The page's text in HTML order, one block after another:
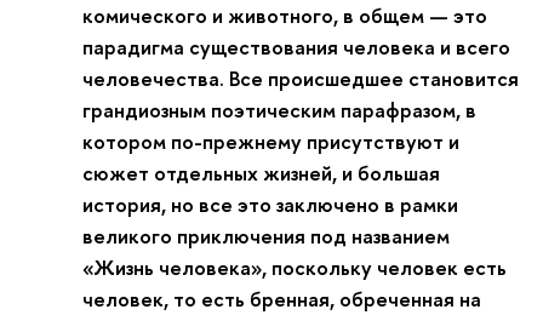
комического и животного, в общем — это
парадигма существования человека и всего
человечества. Все происшедшее становится
грандиозным поэтическим парафразом, в
котором по-прежнему присутствуют и
сюжет отдельных жизней, и большая
история, но все это заключено в рамки
великого приключения под названием
«Жизнь человека», поскольку человек есть
человек, то есть бренная, обреченная на